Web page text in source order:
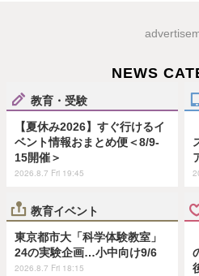
NEWS
教育・受験
【夏休み2026】すぐ行けるイ
ベント情報おまとめ便＜8/9-
15開催＞
2026.8.7 Fri 19:45
教育イベント
東京都市大「科学体験教室」
24の実験企画…小中向け9/6
2026.8.7 Fri 18:15